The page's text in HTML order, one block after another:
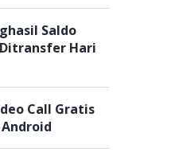
Saldo
Hari
Call Gratis